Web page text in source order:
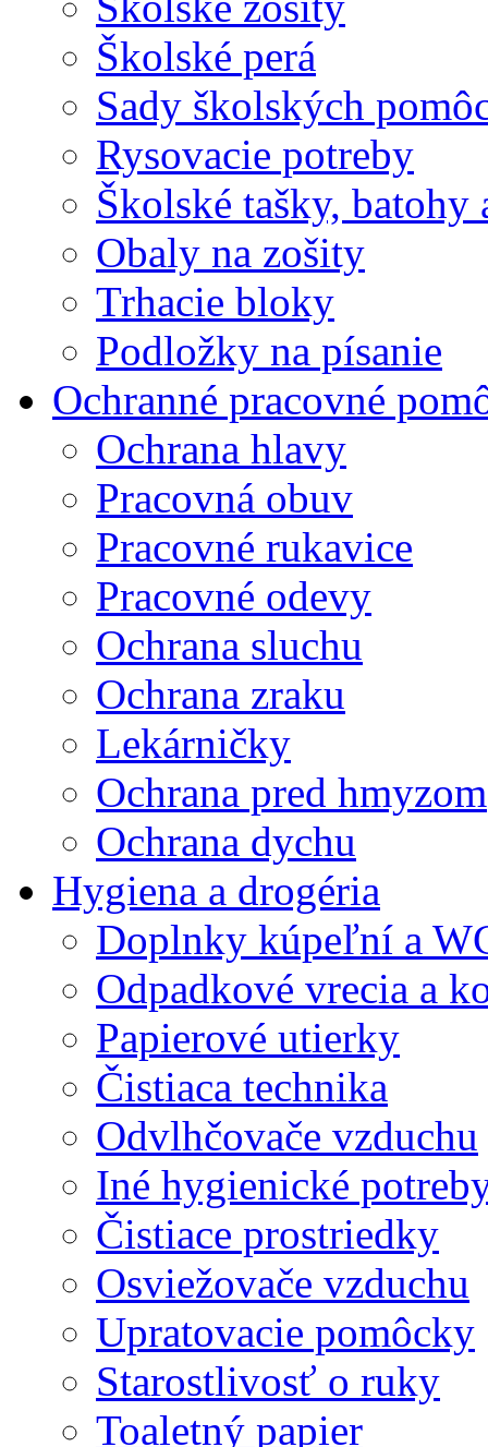
Školské perá
Sady školských
Rysovacie potreby
Školské tašky, batohy
Obaly na zošity
Trhacie bloky
Podložky na písanie
Ochranné pracovné
Ochrana hlavy
Pracovná obuv
Pracovné rukavice
Pracovné odevy
Ochrana sluchu
Ochrana zraku
Lekárničky
Ochrana pred hmyzom
Ochrana dychu
Hygiena a drogéria
Doplnky kúpeľní a
Odpadkové vrecia a
Papierové utierky
Čistiaca technika
Odvlhčovače vzduchu
Iné hygienické
Čistiace prostriedky
Osviežovače vzduchu
Upratovacie pomôcky
Starostlivosť o ruky
Toaletný papier